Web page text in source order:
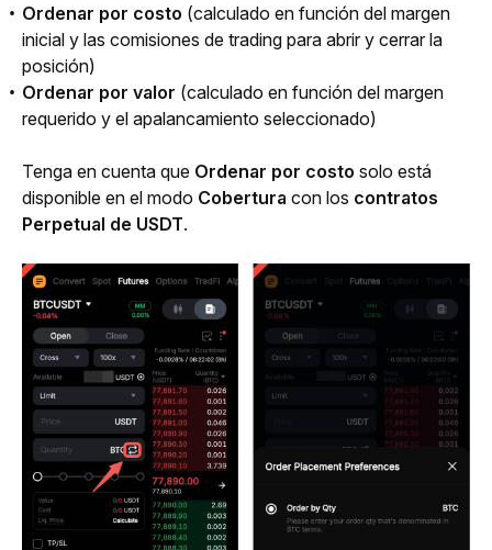
Ordenar por costo (calculado en función del margen
inicial y las comisiones de trading para abrir y cerrar la
posición)
Ordenar por valor (calculado en función del margen
requerido y el apalancamiento seleccionado)
Tenga en cuenta que Ordenar por costo solo está
disponible en el modo Cobertura con los contratos
Perpetual de USDT.